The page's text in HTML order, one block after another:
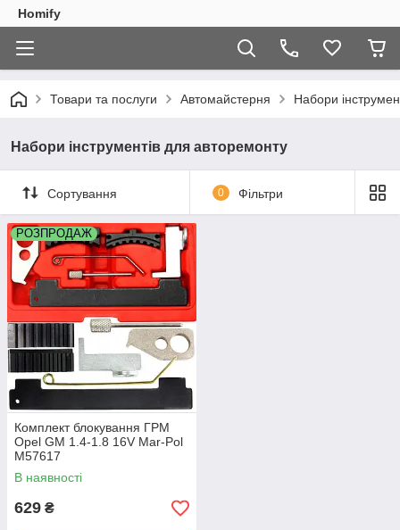
Homify
Товари та послуги Автомайстерня Набори
Набори інструментів для авторемонту
Сортування 0 Фільтри
РОЗПРОДАЖ
Комплект блокування ГРМ
Opel GM 1.4-1.8 16V Mar-Pol
M57617
В наявності
629 ₴